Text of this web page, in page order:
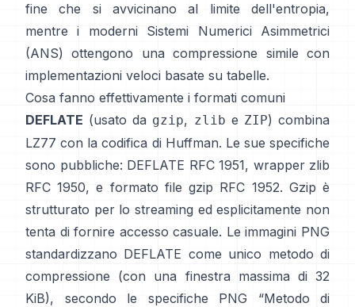
fine che si avvicinano al limite dell'entropia,
mentre i moderni
Sistemi Numerici Asimmetrici
(ANS)
ottengono una compressione simile con
implementazioni veloci basate su tabelle.
Cosa fanno effettivamente i formati comuni
DEFLATE (usato da gzip, zlib e ZIP) combina
LZ77 con la codifica di Huffman. Le sue specifiche
sono pubbliche: DEFLATE RFC 1951, wrapper zlib
RFC 1950, e formato file gzip RFC 1952. Gzip è
strutturato per lo streaming ed esplicitamente non
tenta di fornire accesso casuale. Le immagini PNG
standardizzano DEFLATE come unico metodo di
compressione (con una finestra massima di 32
KiB), secondo le specifiche PNG
“Metodo di